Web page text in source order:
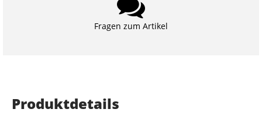
Fragen zum Artikel
Produktdetails